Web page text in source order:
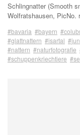
Schlingnatter (Smooth
Wolfratshausen, PicNo.
#bavaria #bayern
#glattnattern #isartal
#nattern #naturfotografie
#schuppenkriechtiere